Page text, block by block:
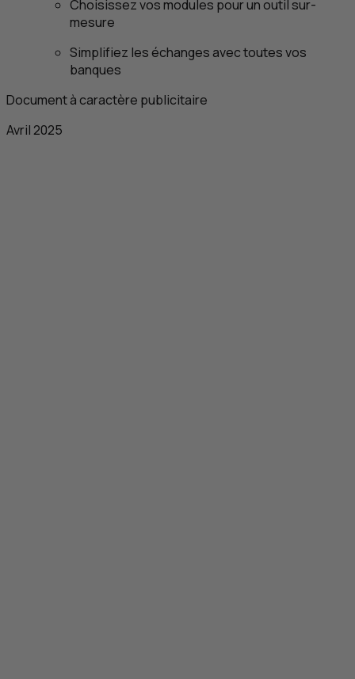
Choisissez vos modules pour un outil sur-
mesure
Simplifiez les échanges avec toutes vos
banques
Document à caractère publicitaire
Avril 2025